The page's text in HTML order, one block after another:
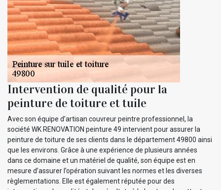
Intervention de qualité pour la
peinture de toiture et tuile
Avec son équipe d’artisan couvreur peintre professionnel, la
société WK RENOVATION peinture 49 intervient pour assurer la
peinture de toiture de ses clients dans le département 49800 ainsi
que les environs. Grâce à une expérience de plusieurs années
dans ce domaine et un matériel de qualité, son équipe est en
mesure d’assurer l’opération suivant les normes et les diverses
règlementations. Elle est également réputée pour des